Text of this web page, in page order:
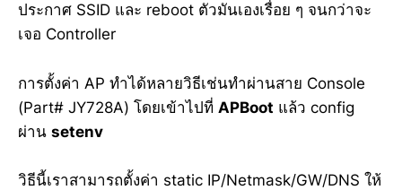
ประกาศ SSID และ reboot ตัวมันเองเรื่อย ๆ จนกว่าจะ
เจอ Controller
การตั้งค่า AP ทำได้หลายวิธีเช่นทำผ่านสาย Console
(Part# JY728A) โดยเข้าไปที่ APBoot แล้ว config
ผ่าน setenv
วิธีนี้เราสามารถตั้งค่า static IP/Netmask/GW/DNS ให้